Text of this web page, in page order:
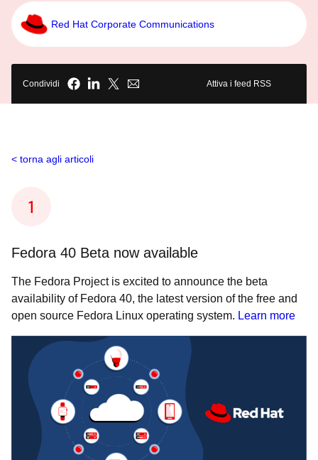
Red Hat Corporate Communications
Condividi Attiva i feed RSS
torna agli articoli
Fedora 40 Beta now available
The Fedora Project is excited to announce the beta
availability of Fedora 40, the latest version of the free and
open source Fedora Linux operating system. Learn more